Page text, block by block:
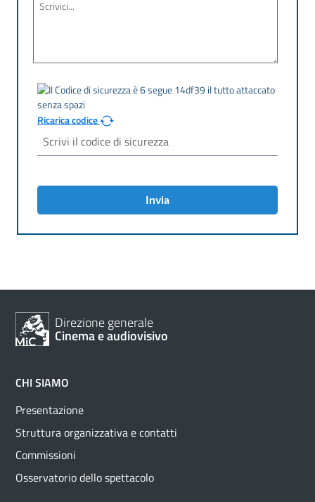
Ricarica codice
Invia
Direzione generale
Cinema e audiovisivo
CHI SIAMO
Presentazione
Struttura organizzativa e contatti
Commissioni
Osservatorio dello spettacolo